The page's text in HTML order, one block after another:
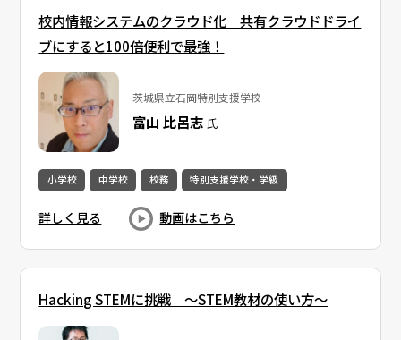
校内情報システムのクラウド化 共有クラウドドライ
ブにすると100倍便利で最強！
茨城県立石岡特別支援学校
富山 比呂志 氏
小学校 中学校 校務 特別支援学校・学級
詳しく見る 動画はこちら
Hacking STEMに挑戦 〜STEM教材の使い方〜